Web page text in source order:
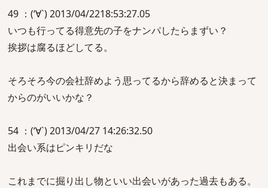
49 ：(‘∀`) 2013/04/2218:53:27.05
いつも行ってる得意先の子をナンパしたらまずい？
挨拶は腐るほどしてる。
そろそろ今の会社辞めよう思ってるから辞めると決まって
からのがいいかな？
54 ：(‘∀`) 2013/04/27 14:26:32.50
出会い系はピンキリだな
これまでに掘り出し物といい出会いがあった過去もある。